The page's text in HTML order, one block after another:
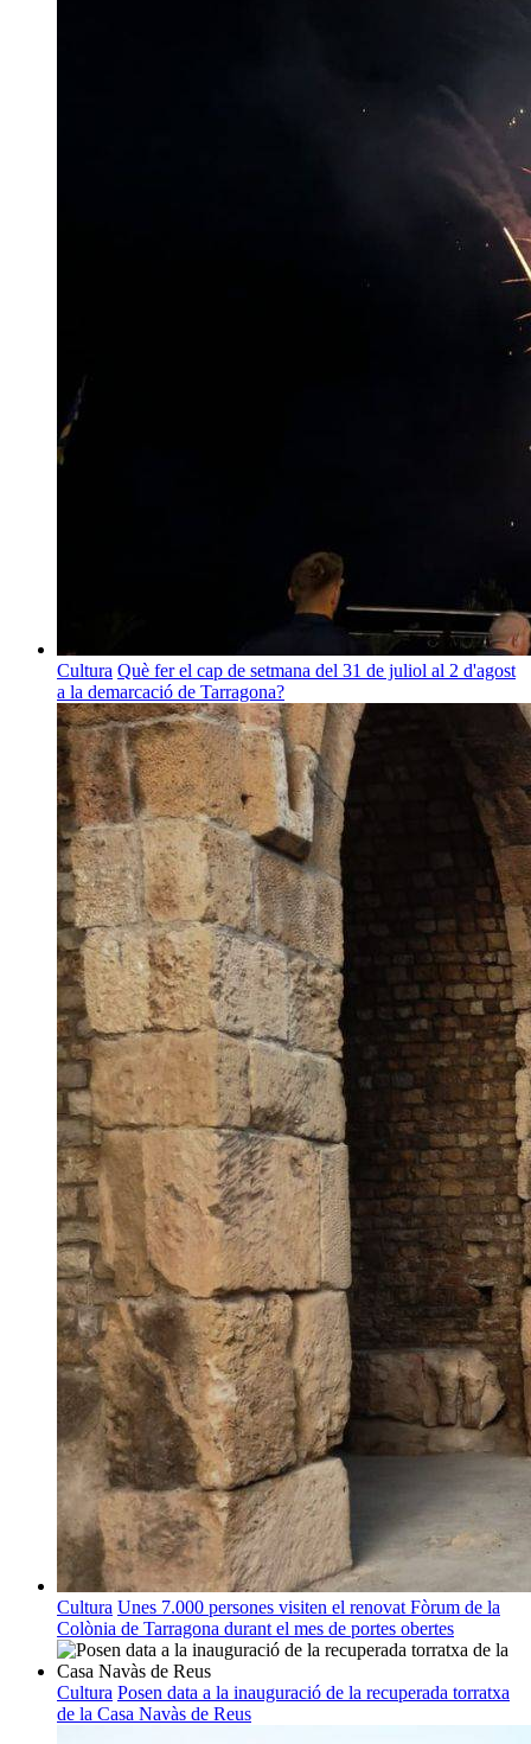
Cultura Què fer el cap de setmana del 31 de juliol al 2 d'agost
a la demarcació de Tarragona?
Cultura Unes 7.000 persones visiten el renovat Fòrum de la
Colònia de Tarragona durant el mes de portes obertes
Cultura Posen data a la inauguració de la recuperada torratxa
de la Casa Navàs de Reus